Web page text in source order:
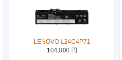
LENOVO L24C4P71
104,000 円